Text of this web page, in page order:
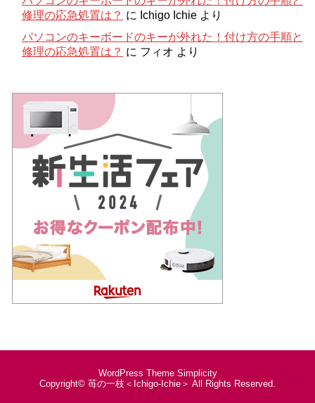
修理の応急処置は？ に Ichigo Ichie より
パソコンのキーボードのキーが外れた！付け方の手順と
修理の応急処置は？ に フィオ より
WordPress Theme Simplicity
Copyright© 苺の一枝＜Ichigo-Ichie＞ All Rights Reserved.